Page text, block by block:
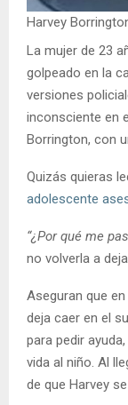
Harvey
La mujer de 23
golpeado en la
versiones
inconsciente en
Borrington, con
Quizás quieras
adolescente
“¿Por qué me
no volverla a
Aseguran que
deja caer en el
para pedir
vida al niño. Al
de que Harvey